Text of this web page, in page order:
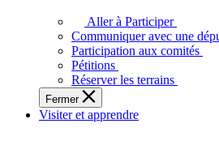
plein
potentiel,
l'Assemblée
a
besoin
de
Aller à Participer
Communiquer avec une
Participation aux comités
Pétitions
Réserver les terrains
Fermer
Visiter et apprendre